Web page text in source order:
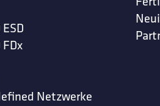
FDx
Netzwerke